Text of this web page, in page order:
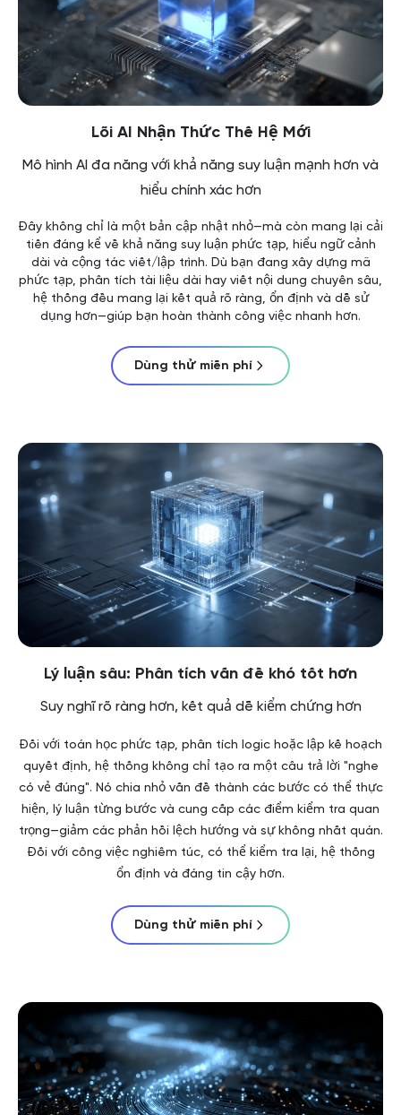
Lõi AI Nhận Thức Thế Hệ Mới
Mô hình AI đa năng với khả năng suy luận mạnh hơn và
hiểu chính xác hơn
Đây không chỉ là một bản cập nhật nhỏ—mà còn mang lại cải
tiến đáng kể về khả năng suy luận phức tạp, hiểu ngữ cảnh
dài và cộng tác viết/lập trình. Dù bạn đang xây dựng mã
phức tạp, phân tích tài liệu dài hay viết nội dung chuyên sâu,
hệ thống đều mang lại kết quả rõ ràng, ổn định và dễ sử
dụng hơn—giúp bạn hoàn thành công việc nhanh hơn.
Dùng thử miễn phí
Lý luận sâu: Phân tích vấn đề khó tốt hơn
Suy nghĩ rõ ràng hơn, kết quả dễ kiểm chứng hơn
Đối với toán học phức tạp, phân tích logic hoặc lập kế hoạch
quyết định, hệ thống không chỉ tạo ra một câu trả lời "nghe
có vẻ đúng". Nó chia nhỏ vấn đề thành các bước có thể thực
hiện, lý luận từng bước và cung cấp các điểm kiểm tra quan
trọng—giảm các phản hồi lệch hướng và sự không nhất quán.
Đối với công việc nghiêm túc, có thể kiểm tra lại, hệ thống
ổn định và đáng tin cậy hơn.
Dùng thử miễn phí